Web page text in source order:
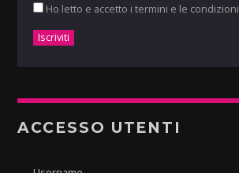
Ho letto e accetto i termini e le condizioni
ACCESSO UTENTI